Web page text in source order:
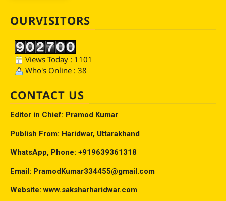
OURVISITORS
Views Today : 1101
Who's Online : 38
CONTACT US
Editor in Chief: Pramod Kumar
Publish From: Haridwar, Uttarakhand
WhatsApp, Phone: +919639361318
Email: PramodKumar334455@gmail.com
Website: www.saksharharidwar.com